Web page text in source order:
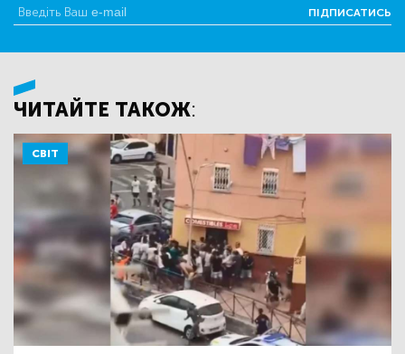
ПІДПИСАТИСЬ
ЧИТАЙТЕ ТАКОЖ:
СВІТ